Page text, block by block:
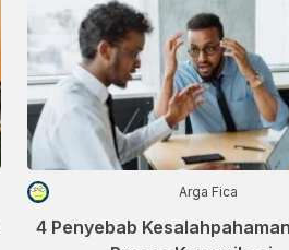
Arga Fica
4 Penyebab